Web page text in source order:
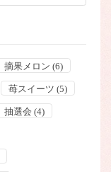
摘果メロン (6)
苺スイーツ (5)
抽選会 (4)